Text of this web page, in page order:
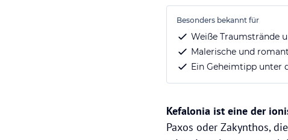
Besonders bekannt für
Weiße Traumstrände
Malerische und
Ein Geheimtipp unter
Kefalonia ist eine der
Paxos oder Zakynthos,